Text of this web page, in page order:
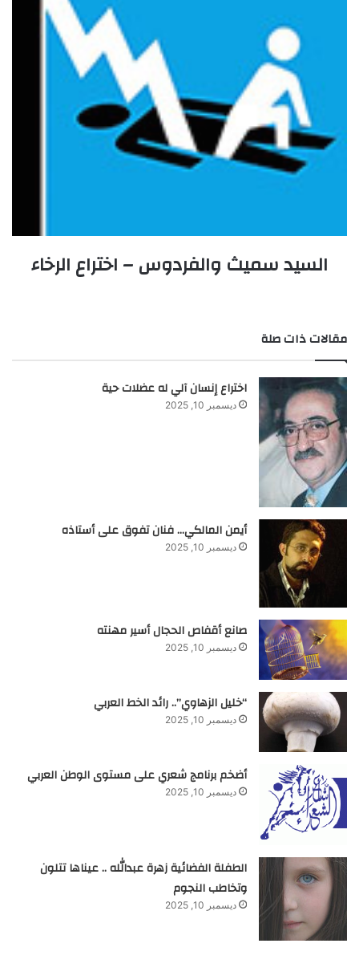
السيد سميث والفردوس – اختراع الرخاء
مقالات ذات صلة
اختراع إنسان آلي له عضلات حية
ديسمبر 10, 2025
أيمن المالكي… فنان تفوق على أستاذه
ديسمبر 10, 2025
صانع أقفاص الحجال أسير مهنته
ديسمبر 10, 2025
“خليل الزهاوي”.. رائد الخط العربي
ديسمبر 10, 2025
أضخم برنامج شعري على مستوى الوطن العربي
ديسمبر 10, 2025
الطفلة الفضائية زهرة عبدالله .. عيناها تتلون
وتخاطب النجوم
ديسمبر 10, 2025